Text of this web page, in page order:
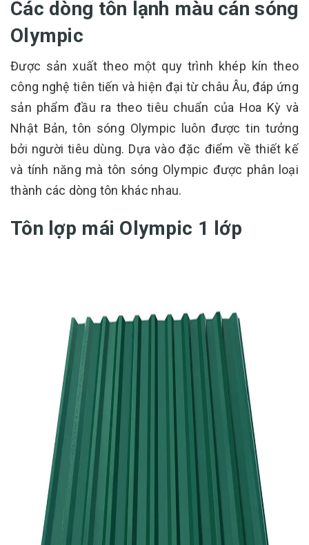
Các dòng tôn lạnh màu cán sóng
Olympic
Được sản xuất theo một quy trình khép kín theo
công nghệ tiên tiến và hiện đại từ châu Âu, đáp ứng
sản phẩm đầu ra theo tiêu chuẩn của Hoa Kỳ và
Nhật Bản, tôn sóng Olympic luôn được tin tưởng
bởi người tiêu dùng. Dựa vào đặc điểm về thiết kế
và tính năng mà tôn sóng Olympic được phân loại
thành các dòng tôn khác nhau.
Tôn lợp mái Olympic 1 lớp